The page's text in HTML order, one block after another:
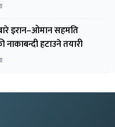
इरान–ओमान सहमति
हटाउने तयारी